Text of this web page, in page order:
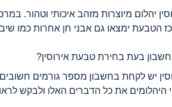
יהלום מיוצרות מזהב איכותי וטהור.
ימצאו גם אבני חן אחרות כמו
בעת בחירת טבעת אירוסין?
יש לקחת בחשבון מספר גורמים
היהלומים את כל הדברים האלו ולבקש